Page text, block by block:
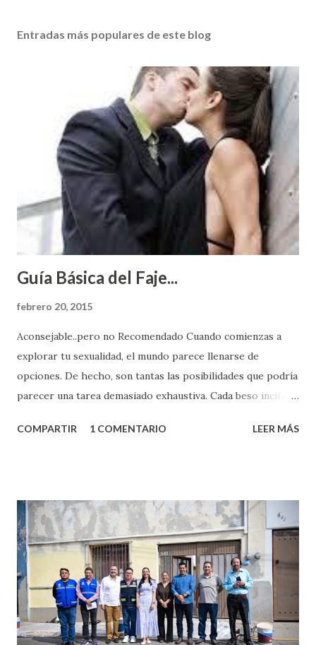
Entradas más populares de este blog
Guía Básica del Faje...
febrero 20, 2015
Aconsejable..pero no Recomendado Cuando comienzas a
explorar tu sexualidad, el mundo parece llenarse de
opciones. De hecho, son tantas las posibilidades que podría
parecer una tarea demasiado exhaustiva. Cada beso incita
partes de ti que jamás hubieras imaginado. El problema es
conoces ni la mitad de lo que deberías saber. Pero incluso
quienes ya han tenido relaciones sexuales no son expertos
o expertas en el tema. Siempre hay algo nuevo que
aprender y nuevas experiencias que conocer. Si eres una
chica y aún no has tenido relaciones sexuales, tal vez
pienses que el sexo será increíble y no puedas esperar para
experimentarlo, pero como cualquier persona con
COMPARTIR 1 COMENTARIO LEER MÁS